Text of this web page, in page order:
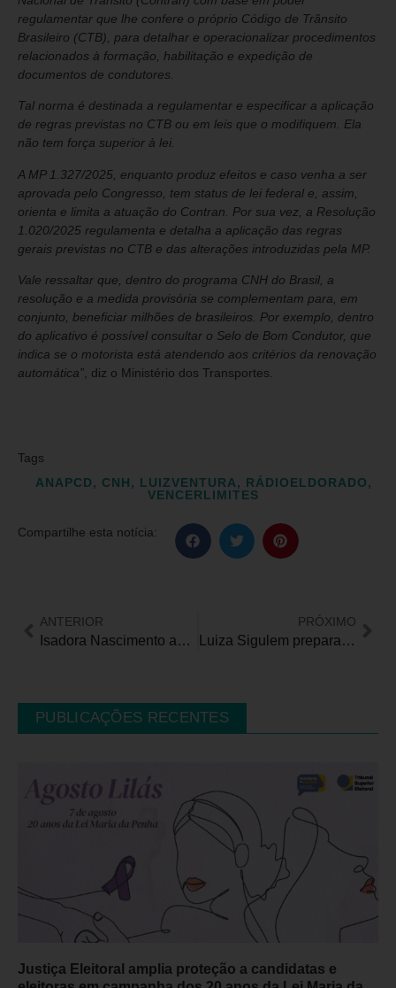
regulamentar que lhe confere o próprio Código de Trânsito
Brasileiro (CTB), para detalhar e operacionalizar procedimentos
relacionados à formação, habilitação e expedição de
documentos de condutores.
Tal norma é destinada a regulamentar e especificar a aplicação
de regras previstas no CTB ou em leis que o modifiquem. Ela
não tem força superior à lei.
A MP 1.327/2025, enquanto produz efeitos e caso venha a ser
aprovada pelo Congresso, tem status de lei federal e, assim,
orienta e limita a atuação do Contran. Por sua vez, a Resolução
1.020/2025 regulamenta e detalha a aplicação das regras
gerais previstas no CTB e das alterações introduzidas pela MP.
Vale ressaltar que, dentro do programa CNH do Brasil, a
resolução e a medida provisória se complementam para, em
conjunto, beneficiar milhões de brasileiros. Por exemplo, dentro
do aplicativo é possível consultar o Selo de Bom Condutor, que
indica se o motorista está atendendo aos critérios da renovação
automática”, diz o Ministério dos Transportes.
Tags
ANAPCD, CNH, LUIZVENTURA, RÁDIOELDORADO,
VENCERLIMITES
Compartilhe esta notícia:
ANTERIOR
Isadora Nascimento assume SNDPcD e afirma continuidade das ações do Governo Lula
PRÓXIMO
Luiza Sigulem prepara nova exposição individual
PUBLICAÇÕES RECENTES
Justiça Eleitoral amplia proteção a candidatas e